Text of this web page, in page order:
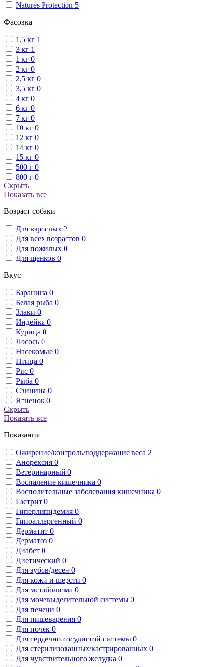
Natures Protection 5
Фасовка
1,5 кг 1
3 кг 1
1 кг 0
2 кг 0
2,5 кг 0
3,5 кг 0
4 кг 0
6 кг 0
7 кг 0
10 кг 0
12 кг 0
14 кг 0
15 кг 0
500 г 0
800 г 0
Скрыть
Показать все
Возраст собаки
Для взрослых 2
Для всех возрастов 0
Для пожилых 0
Для щенков 0
Вкус
Баранина 0
Белая рыба 0
Злаки 0
Индейка 0
Курица 0
Лосось 0
Насекомые 0
Птица 0
Рис 0
Рыба 0
Свинина 0
Ягненок 0
Скрыть
Показать все
Показания
Ожирение/контроль/поддержание веса 2
Анорексия 0
Ветеринарный 0
Воспаление кишечника 0
Восполительные заболевания кишечника 0
Гастрит 0
Гиперлипидемия 0
Гипоаллергенный 0
Дерматит 0
Дерматоз 0
Диабет 0
Диетический 0
Для зубов/десен 0
Для кожи и шерсти 0
Для метаболизма 0
Для мочевыделительной системы 0
Для печени 0
Для пищеварения 0
Для почек 0
Для сердечно-сосудистой системы 0
Для стерилизованных/кастрированных 0
Для чувствительного желудка 0